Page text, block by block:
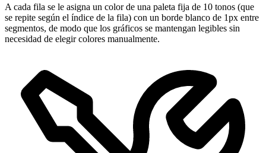
A cada fila se le asigna un color de una paleta fija de 10 tonos (que
se repite según el índice de la fila) con un borde blanco de 1px entre
segmentos, de modo que los gráficos se mantengan legibles sin
necesidad de elegir colores manualmente.